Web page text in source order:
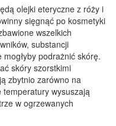
olejki eteryczne z róży i
sięgnąć po kosmetyki
wszelkich
substancji
podrażnić skórę.
skóry szorstkimi
zbytnio zarówno na
temperatury wysuszają
w ogrzewanych